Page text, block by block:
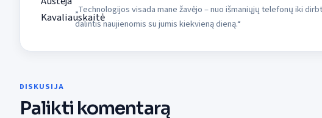
„Technologijos visada mane žavėjo – nuo išmaniųjų telefonų iki
dalintis naujienomis su jumis kiekvieną dieną.“
DISKUSIJA
Palikti komentarą